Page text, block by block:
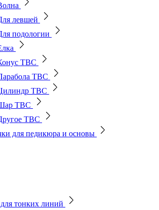
левшей
подологии
ТВС
ТВС
ТВС
ТВС
ТВС
для педикюра и основы
тонких линий